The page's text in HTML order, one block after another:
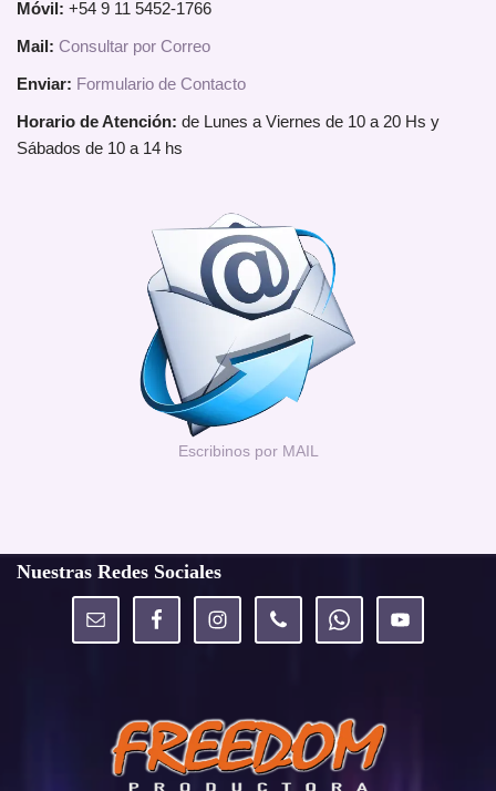
Móvil: +54 9 11 5452-1766
Mail: Consultar por Correo
Enviar: Formulario de Contacto
Horario de Atención: de Lunes a Viernes de 10 a 20 Hs y
Sábados de 10 a 14 hs
Escribinos por MAIL
Nuestras Redes Sociales